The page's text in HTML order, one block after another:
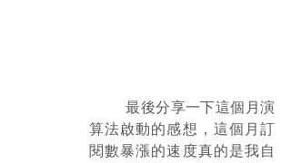
	最後分享一下這個月演
算法啟動的感想，這個月訂
閱數暴漲的速度真的是我自